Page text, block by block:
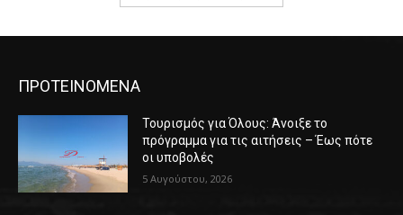
ΠΡΟΤΕΙΝΟΜΕΝΑ
Τουρισμός για Όλους: Άνοιξε το
πρόγραμμα για τις αιτήσεις – Έως πότε
οι υποβολές
5 Αυγούστου, 2026